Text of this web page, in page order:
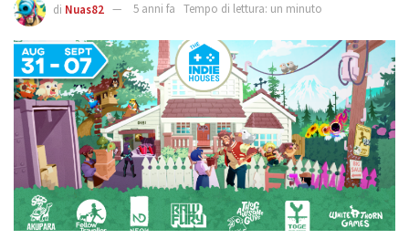
di Nuas82 5 anni fa Tempo di lettura: un minuto